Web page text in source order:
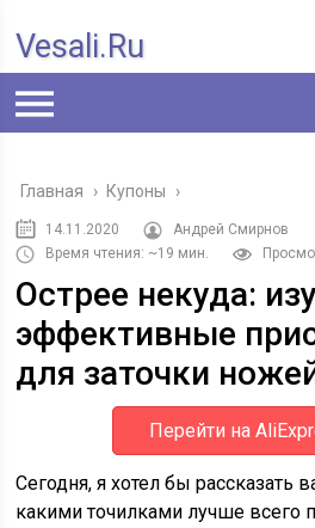
Vesali.ru
Главная › Купоны ›
14.11.2020
Андрей Смирнов
Время чтения: ~19 мин.
Острее некуда:
эффективные
для заточки
Перейти на
Сегодня, я хотел бы рассказать
какими точилками лучше всего